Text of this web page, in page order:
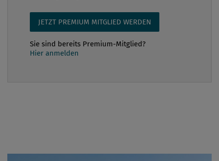
JETZT PREMIUM MITGLIED WERDEN
Sie sind bereits Premium-Mitglied?
Hier anmelden